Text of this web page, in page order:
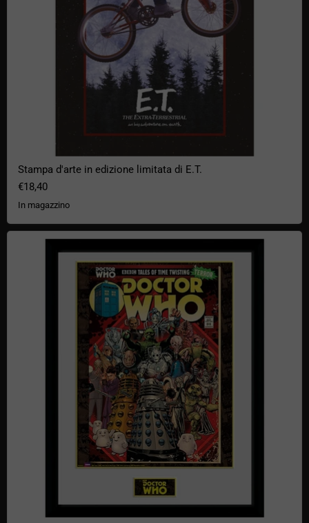
Stampa d'arte in edizione limitata di E.T.
€18,40
In magazzino